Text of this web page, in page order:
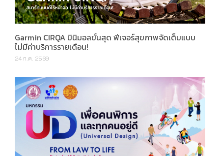
Garmin CIRQA มินิมอลขั้นสุด ฟีเจอร์สุขภาพจัดเต็มแบบ
ไม่มีค่าบริการรายเดือน!
24 ก.ค. 2569